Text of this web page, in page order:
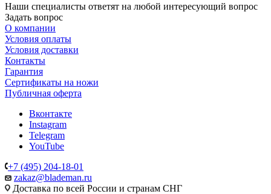
Наши специалисты ответят на любой интересующий вопрос
Задать вопрос
О компании
Условия оплаты
Условия доставки
Контакты
Гарантия
Сертификаты на ножи
Публичная оферта
Вконтакте
Instagram
Telegram
YouTube
+7 (495) 204-18-01
zakaz@blademan.ru
Доставка по всей России и странам СНГ